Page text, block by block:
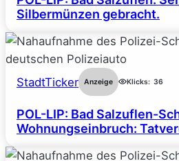
Silbermünzen gebracht.
StadtTicker Anzeige Klicks: 36
POL-LIP: Bad Salzuflen-
Wohnungseinbruch: